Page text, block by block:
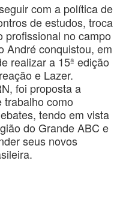
com a política de
de estudos, troca
profissional no campo
André conquistou, em
realizar a 15ª edição
e Lazer.
foi proposta a
trabalho como
tendo em vista
do Grande ABC e
seus novos